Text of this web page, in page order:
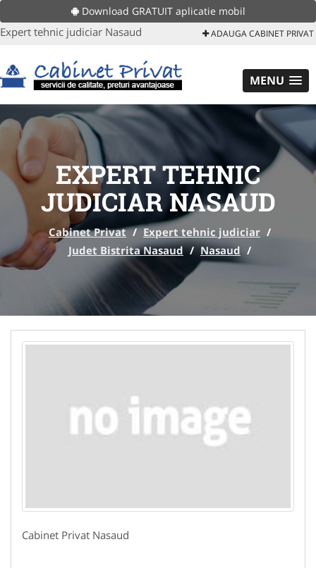
Download GRATUIT aplicatie mobil
Expert tehnic judiciar Nasaud ADAUGA CABINET PRIVAT
MENU
EXPERT TEHNIC
JUDICIAR NASAUD
Cabinet Privat / Expert tehnic judiciar /
Judet Bistrita Nasaud / Nasaud /
Cabinet Privat Nasaud